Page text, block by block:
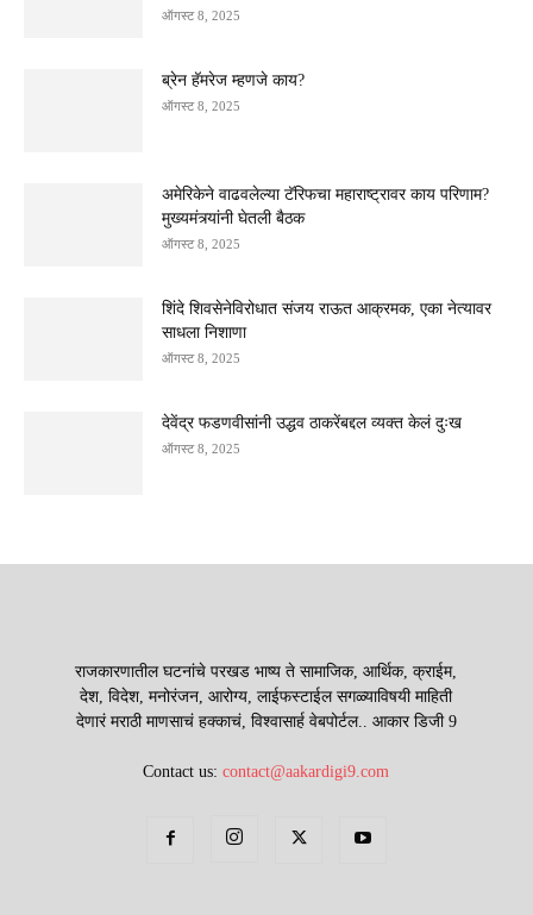
ऑगस्ट 8, 2025
ब्रेन हॅमरेज म्हणजे काय?
ऑगस्ट 8, 2025
अमेरिकेने वाढवलेल्या टॅरिफचा महाराष्ट्रावर काय परिणाम?
मुख्यमंत्र्यांनी घेतली बैठक
ऑगस्ट 8, 2025
शिंदे शिवसेनेविरोधात संजय राऊत आक्रमक, एका नेत्यावर
साधला निशाणा
ऑगस्ट 8, 2025
देवेंद्र फडणवीसांनी उद्धव ठाकरेंबद्दल व्यक्त केलं दुःख
ऑगस्ट 8, 2025
राजकारणातील घटनांचे परखड भाष्य ते सामाजिक, आर्थिक, क्राईम,
देश, विदेश, मनोरंजन, आरोग्य, लाईफस्टाईल सगळ्याविषयी माहिती
देणारं मराठी माणसाचं हक्काचं, विश्वासार्ह वेबपोर्टल.. आकार डिजी 9
Contact us:contact@aakardigi9.com